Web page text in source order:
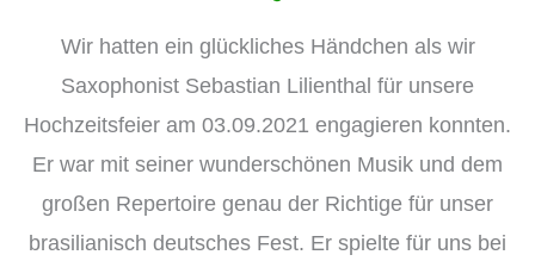
Wir hatten ein glückliches Händchen als wir
Saxophonist Sebastian Lilienthal für unsere
Hochzeitsfeier am 03.09.2021 engagieren konnten.
Er war mit seiner wunderschönen Musik und dem
großen Repertoire genau der Richtige für unser
brasilianisch deutsches Fest. Er spielte für uns bei